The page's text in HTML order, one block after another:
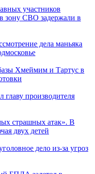
участников
зону СВО задержали в
дела маньяка
Хмеймим и Тартус в
главу производителя
страшных атак». В
двух детей
дело из-за угроз